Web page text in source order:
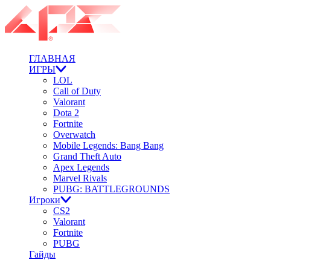
ГЛАВНАЯ
ИГРЫ
LOL
Call of Duty
Valorant
Dota 2
Fortnite
Overwatch
Mobile Legends: Bang Bang
Grand Theft Auto
Apex Legends
Marvel Rivals
PUBG: BATTLEGROUNDS
Игроки
CS2
Valorant
Fortnite
PUBG
Гайды